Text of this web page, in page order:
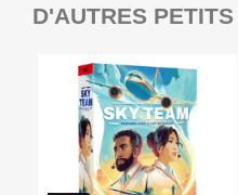
D'AUTRES